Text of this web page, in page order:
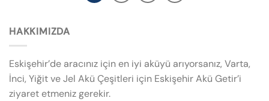
HAKKIMIZDA
Eskişehir’de aracınız için en iyi aküyü arıyorsanız, Varta,
İnci, Yiğit ve Jel Akü Çeşitleri için Eskişehir Akü Getir’i
ziyaret etmeniz gerekir.